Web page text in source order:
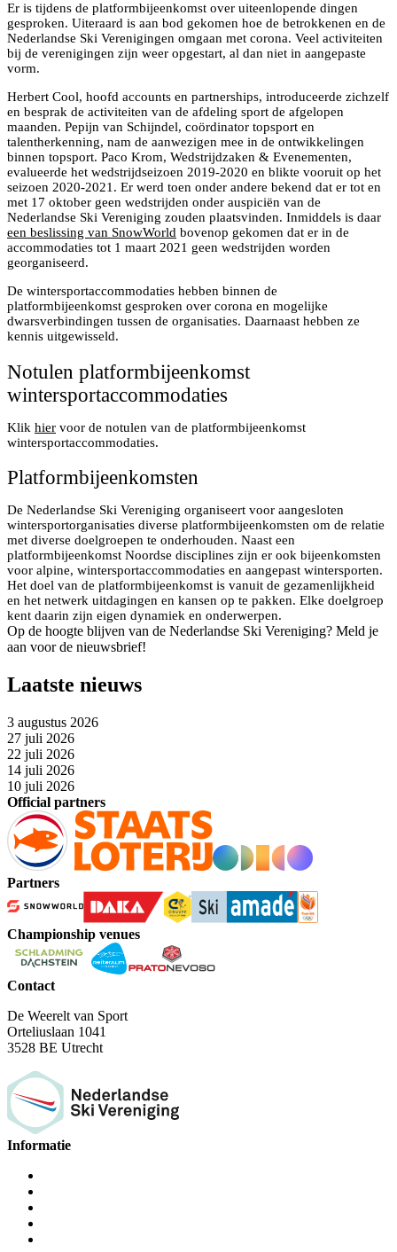
Er is tijdens de platformbijeenkomst over uiteenlopende dingen
gesproken. Uiteraard is aan bod gekomen hoe de betrokkenen en de
Nederlandse Ski Verenigingen omgaan met corona. Veel activiteiten
bij de verenigingen zijn weer opgestart, al dan niet in aangepaste
vorm.
Herbert Cool, hoofd accounts en partnerships, introduceerde zichzelf
en besprak de activiteiten van de afdeling sport de afgelopen
maanden. Pepijn van Schijndel, coördinator topsport en
talentherkenning, nam de aanwezigen mee in de ontwikkelingen
binnen topsport. Paco Krom, Wedstrijdzaken & Evenementen,
evalueerde het wedstrijdseizoen 2019-2020 en blikte vooruit op het
seizoen 2020-2021. Er werd toen onder andere bekend dat er tot en
met 17 oktober geen wedstrijden onder auspiciën van de
Nederlandse Ski Vereniging zouden plaatsvinden. Inmiddels is daar
een beslissing van SnowWorld bovenop gekomen dat er in de
accommodaties tot 1 maart 2021 geen wedstrijden worden
georganiseerd.
De wintersportaccommodaties hebben binnen de
platformbijeenkomst gesproken over corona en mogelijke
dwarsverbindingen tussen de organisaties. Daarnaast hebben ze
kennis uitgewisseld.
Notulen platformbijeenkomst
wintersportaccommodaties
Klik hier voor de notulen van de platformbijeenkomst
wintersportaccommodaties.
Platformbijeenkomsten
De Nederlandse Ski Vereniging organiseert voor aangesloten
wintersportorganisaties diverse platformbijeenkomsten om de relatie
met diverse doelgroepen te onderhouden. Naast een
platformbijeenkomst Noordse disciplines zijn er ook bijeenkomsten
voor alpine, wintersportaccommodaties en aangepast wintersporten.
Het doel van de platformbijeenkomst is vanuit de gezamenlijkheid
en het netwerk uitdagingen en kansen op te pakken. Elke doelgroep
kent daarin zijn eigen dynamiek en onderwerpen.
Op de hoogte blijven van de Nederlandse Ski Vereniging? Meld je
aan voor de nieuwsbrief!
Laatste nieuws
3 augustus 2026
27 juli 2026
22 juli 2026
14 juli 2026
10 juli 2026
Official partners
Partners
Championship venues
Contact
De Weerelt van Sport
Orteliuslaan 1041
3528 BE Utrecht
Informatie